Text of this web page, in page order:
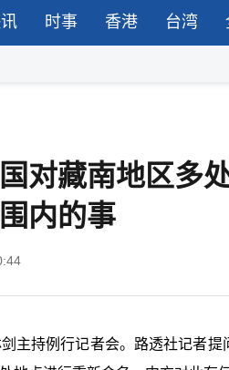
时事 香港 台湾
对藏南地区多
内的事
主持例行记者会。路透社记者